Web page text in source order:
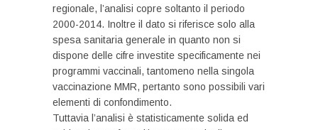
regionale, l’analisi copre soltanto il periodo
2000-2014. Inoltre il dato si riferisce solo alla
spesa sanitaria generale in quanto non si
dispone delle cifre investite specificamente nei
programmi vaccinali, tantomeno nella singola
vaccinazione MMR, pertanto sono possibili vari
elementi di confondimento.
Tuttavia l’analisi è statisticamente solida ed